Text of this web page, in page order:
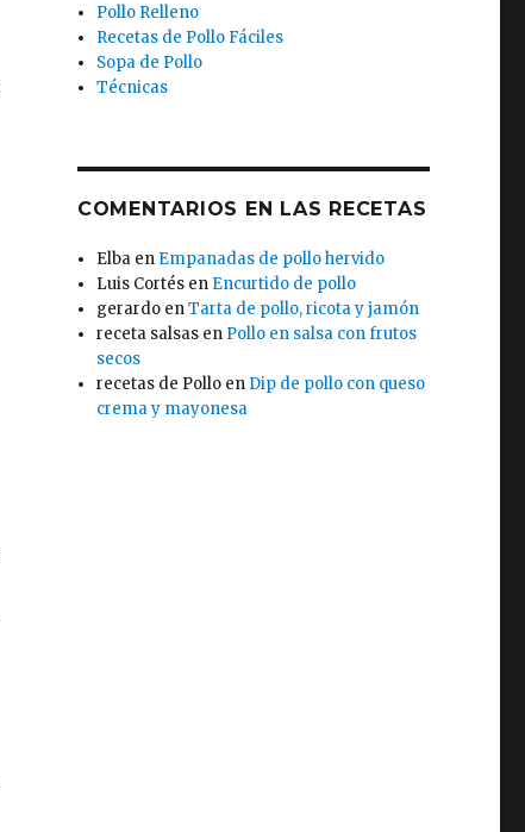
Pollo Relleno
Recetas de Pollo Fáciles
Sopa de Pollo
Técnicas
COMENTARIOS EN LAS RECETAS
Elba en Empanadas de pollo hervido
Luis Cortés en Encurtido de pollo
gerardo enTarta de pollo, ricota y jamón
receta salsas en Pollo en salsa con frutos
secos
recetas de Pollo en Dip de pollo con queso
crema y mayonesa